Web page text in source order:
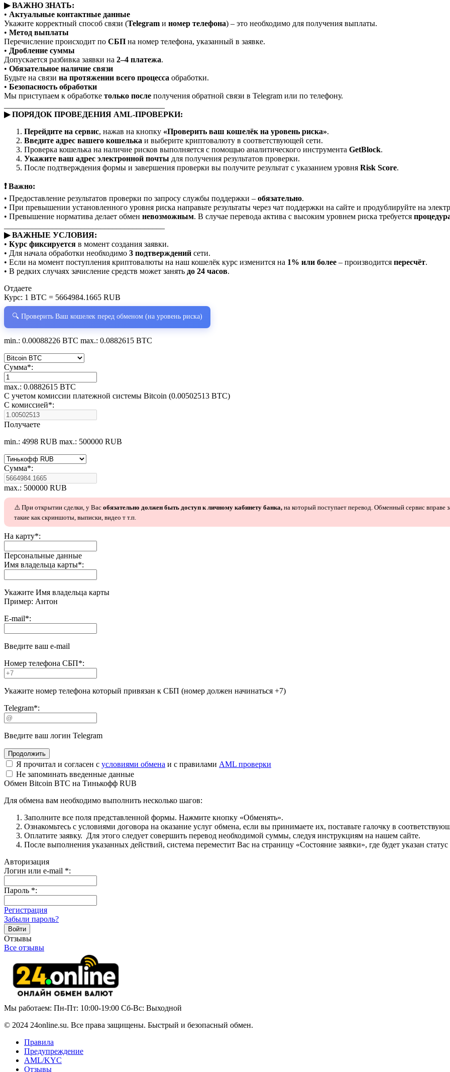
▶ ВАЖНО ЗНАТЬ:
• Актуальные контактные данные
Укажите корректный способ связи (Telegram и номер телефона) – это необходимо для получения выплаты.
• Метод выплаты
Перечисление происходит по СБП на номер телефона, указанный в заявке.
• Дробление суммы
Допускается разбивка заявки на 2–4 платежа.
• Обязательное наличие связи
Будьте на связи на протяжении всего процесса обработки.
• Безопасность обработки
Мы приступаем к обработке только после получения обратной связи в Telegram или по телефону.
▶ ПОРЯДОК ПРОВЕДЕНИЯ AML-ПРОВЕРКИ:
Перейдите на сервис, нажав на кнопку «Проверить ваш кошелёк на уровень риска».
Введите адрес вашего кошелька и выберите криптовалюту в соответствующей сети.
Проверка кошелька на наличие рисков выполняется с помощью аналитического инструмента GetBlock.
Укажите ваш адрес электронной почты для получения результатов проверки.
После подтверждения формы и завершения проверки вы получите результат с указанием уровня Risk Score.
❗ Важно:
• Предоставление результатов проверки по запросу службы поддержки – обязательно.
• При превышении установленного уровня риска направьте результаты через чат поддержки на сайте и продублируйте на
• Превышение норматива делает обмен невозможным. В случае перевода актива с высоким уровнем риска требуется
▶ ВАЖНЫЕ УСЛОВИЯ:
• Курс фиксируется в момент создания заявки.
• Для начала обработки необходимо 3 подтверждений сети.
• Если на момент поступления криптовалюты на наш кошелёк курс изменится на 1% или более – производится пересчёт.
• В редких случаях зачисление средств может занять до 24 часов.
Отдаете
Курс: 1 BTC = 5664984.1665 RUB
🔍 Проверить Ваш кошелек перед обменом (на уровень риска)
min.: 0.00088226 BTC max.: 0.0882615 BTC
Сумма*:
max.: 0.0882615 BTC
С учетом комиссии платежной системы Bitcoin (0.00502513 BTC)
С комиссией*:
Получаете
min.: 4998 RUB max.: 500000 RUB
Сумма*:
max.: 500000 RUB
⚠️ При открытии сделки, у Вас обязательно должен быть доступ к личному кабинету банка, на который поступает перевод. Обменный сервис вправе
такие как скриншоты, выписки, видео т т.п.
На карту*:
Персональные данные
Имя владельца карты*:
Укажите Имя владельца карты
Пример: Антон
E-mail*:
Введите ваш e-mail
Номер телефона СБП*:
Укажите номер телефона который привязан к СБП (номер должен начинаться +7)
Telegram*:
Введите ваш логин Telegram
Я прочитал и согласен с условиями обмена и с правилами AML проверки
Не запоминать введенные данные
Обмен Bitcoin BTC на Тинькофф RUB
Для обмена вам необходимо выполнить несколько шагов:
Заполните все поля представленной формы. Нажмите кнопку «Обменять».
Ознакомьтесь с условиями договора на оказание услуг обмена, если вы принимаете их, поставьте галочку в
Оплатите заявку. Для этого следует совершить перевод необходимой суммы, следуя инструкциям на нашем сайте.
После выполнения указанных действий, система переместит Вас на страницу «Состояние заявки», где будет указан
Авторизация
Логин или e-mail *:
Пароль *:
Регистрация
Забыли пароль?
Отзывы
Все отзывы
Мы работаем: Пн-Пт: 10:00-19:00 Сб-Вс: Выходной
© 2024 24online.su. Все права защищены. Быстрый и безопасный обмен.
Правила
Предупреждение
AML/KYC
Отзывы